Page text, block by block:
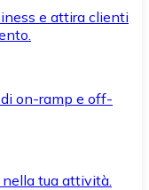
e attira clienti
on-ramp e off-
tua attività.